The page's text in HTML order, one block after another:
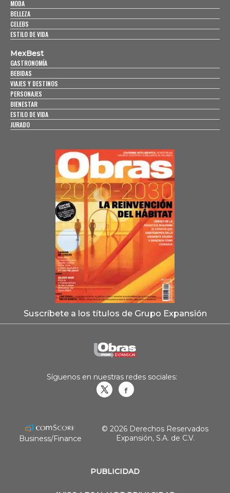
MODA
BELLEZA
CELEBS
ESTILO DE VIDA
MexBest
GASTRONOMÍA
BEBIDAS
VIAJES Y DESTINOS
PERSONAJES
BIENESTAR
ESTILO DE VIDA
JURADO
Suscríbete a los títulos de Grupo Expansión
PUBLICIDAD
Síguenos en nuestras redes sociales:
Business/Finance
© 2026 Derechos Reservados
Expansión, S.A. de C.V.